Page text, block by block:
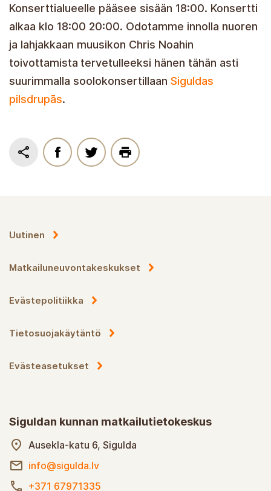
Konserttialueelle pääsee sisään 18:00. Konsertti
alkaa klo 18:00 20:00. Odotamme innolla nuoren
ja lahjakkaan muusikon Chris Noahin
toivottamista tervetulleeksi hänen tähän asti
suurimmalla soolokonsertillaan Siguldas
pilsdrupās.
Uutinen
Matkailuneuvontakeskukset
Evästepolitiikka
Tietosuojakäytäntö
Evästeasetukset
Siguldan kunnan matkailutietokeskus
Ausekla-katu 6, Sigulda
info@sigulda.lv
+371 67971335